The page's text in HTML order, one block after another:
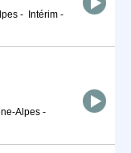
- Intérim -
Alpes -